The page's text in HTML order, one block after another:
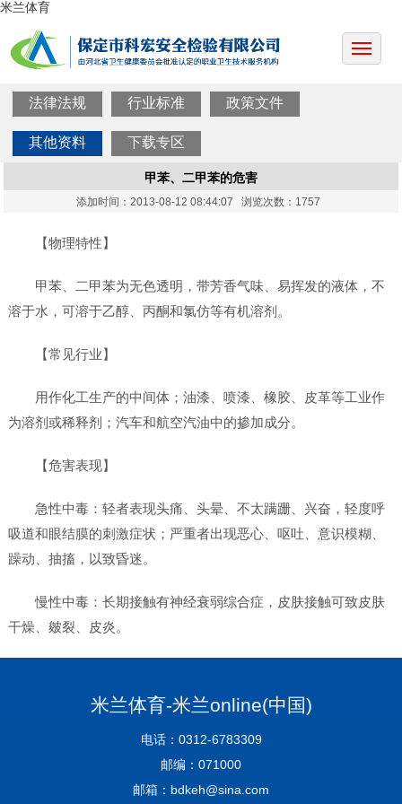
米兰体育
法律法规 行业标准 政策文件
其他资料 下载专区
甲苯、二甲苯的危害
添加时间：2013-08-12 08:44:07 浏览次数：1757
【物理特性】
甲苯、二甲苯为无色透明，带芳香气味、易挥发的液体，不
溶于水，可溶于乙醇、丙酮和氯仿等有机溶剂。
【常见行业】
用作化工生产的中间体；油漆、喷漆、橡胶、皮革等工业作
为溶剂或稀释剂；汽车和航空汽油中的掺加成分。
【危害表现】
急性中毒：轻者表现头痛、头晕、不太蹒跚、兴奋，轻度呼
吸道和眼结膜的刺激症状；严重者出现恶心、呕吐、意识模糊、
躁动、抽搐，以致昏迷。
慢性中毒：长期接触有神经衰弱综合症，皮肤接触可致皮肤
干燥、皴裂、皮炎。
米兰体育-米兰online(中国)
电话：0312-6783309
邮编：071000
邮箱：bdkeh@sina.com